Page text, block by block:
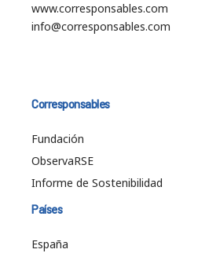
www.corresponsables.com
info@corresponsables.com
Corresponsables
Fundación
ObservaRSE
Informe de Sostenibilidad
Países
España